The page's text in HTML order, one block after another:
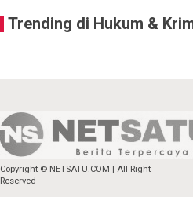
Trending di Hukum &
Copyright © NETSATU.COM | All Right
Reserved